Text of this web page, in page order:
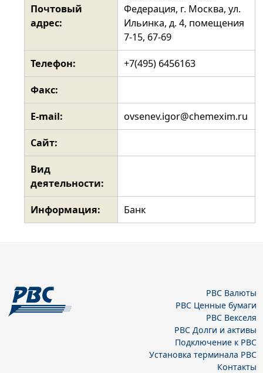
Почтовый
адрес:
Федерация, г. Москва, ул.
Ильинка, д. 4, помещения
7-15, 67-69
Телефон: +7(495) 6456163
Факс:
E-mail: ovsenev.igor@chemexim.ru
Сайт:
Вид
деятельности:
Информация: Банк
РВС Валюты
РВС Ценные бумаги
РВС Векселя
РВС Долги и активы
Подключение к РВС
Установка терминала РВС
Контакты